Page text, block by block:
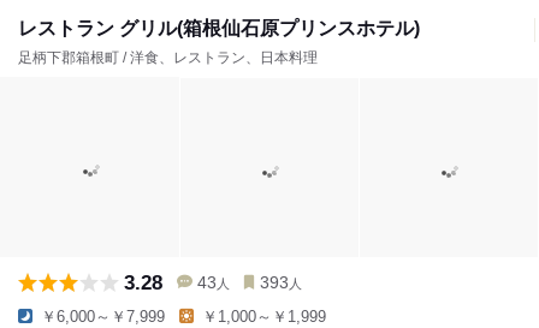
レストラン グリル(箱根仙石原プリンスホテル)
足柄下郡箱根町 / 洋食、レストラン、日本料理
3.28 43 人 393 人
￥6,000～￥7,999 ￥1,000～￥1,999